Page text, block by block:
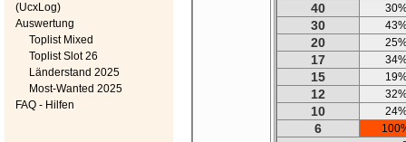
(UcxLog)
Auswertung
Toplist Mixed
Toplist Slot 26
Länderstand 2025
Most-Wanted 2025
FAQ - Hilfen
40
30
20
17
15
12
10
6